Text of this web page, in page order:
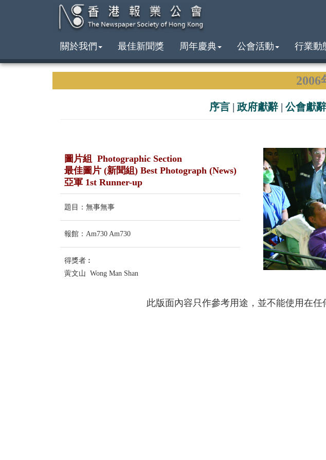
關於我們 最佳新聞獎 周年慶典 公會活動 行業動
2006
序言 | 政府獻辭 | 公會獻辭
圖片組 Photographic Section
最佳圖片 (新聞組) Best Photograph (News)
亞軍 1st Runner-up
題目：無事無事
報館：Am730 Am730
得獎者︰
蔩文山 Wong Man Shan
此版面內容只作參考用途，並不能使用在